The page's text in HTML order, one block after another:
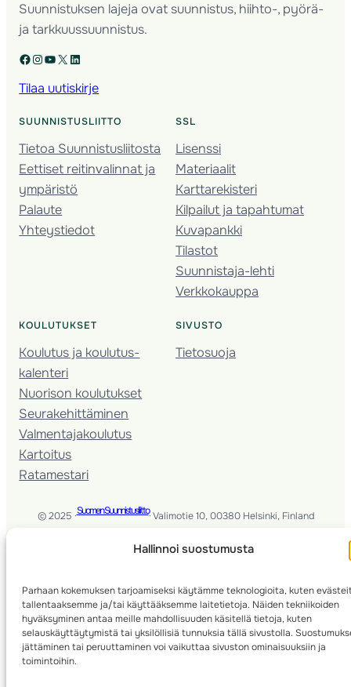
Hallinnoi suostumusta
Parhaan kokemuksen tarjoamiseksi käytämme teknologioita, kuten
tallentaaksemme ja/tai käyttääksemme laitetietoja. Näiden tekniikoiden
hyväksyminen antaa meille mahdollisuuden käsitellä tietoja, kuten
selauskäyttäytymistä tai yksilöllisiä tunnuksia tällä sivustolla.
jättäminen tai peruuttaminen voi vaikuttaa sivuston ominaisuuksiin ja
toimintoihin.
Suunnistuksen lajeja ovat suunnistus, hiihto-, pyörä-
ja tarkkuussuunnistus.
Facebook Instagram YouTube X LinkedIn
Tilaa uutiskirje
SUUNNISTUSLIITTO
Tietoa Suunnistusliitosta
Eettiset reitinvalinnat ja
ympäristö
Palaute
Yhteystiedot
SSL
Lisenssi
Materiaalit
Karttarekisteri
Kilpailut ja tapahtumat
Kuvapankki
Tilastot
Suunnistaja-lehti
Verkkokauppa
KOULUTUKSET
Koulutus ja koulutus­
kalenteri
Nuorison koulutukset
Seura­kehittäminen
Valmentaja­koulutus
Kartoitus
Ratamestari
SIVUSTO
Tietosuoja
© 2025 ·Suomen Suunnistusliitto· Valimotie 10, 00380 Helsinki, Finland
Rastilipun asiat: rastilippu(a)suunnistusliitto.fi
Kilpailut ja kuntorastit – Rastilippu::: Rastilipun ohjeet
RSS